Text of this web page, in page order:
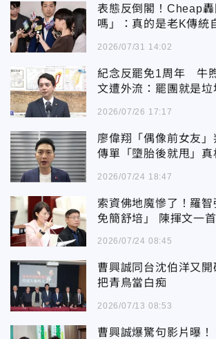
表態反倒閣！Cheap
嗎」：真的是老K傳統
2026/07/31 14:02
紀念反罷免1周年 牛
文遭外流：罷團就是垃
2026/07/26 17:17
廖偉翔「偶像前女友
傳單「墮胎後就甩」真
2026/07/24 18:47
索資佛地魔慘了！羅
免簡舒培」 陳揮文一
2026/07/24 08:45
曹興誠同台沈伯洋又開
把青鳥當白痴
2026/07/13 08:53
曹興誠爆驚句影片曝